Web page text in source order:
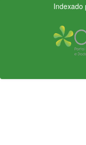
Indexado